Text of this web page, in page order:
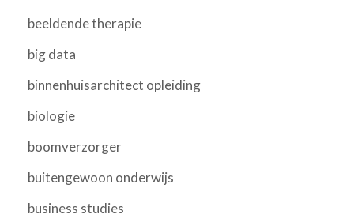
beeldende therapie
big data
binnenhuisarchitect opleiding
biologie
boomverzorger
buitengewoon onderwijs
business studies